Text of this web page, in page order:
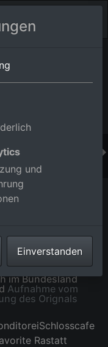
Favorite und
im Bundesland
Aufnahme vom
des Orignals
Rastatt
und
Einverstanden